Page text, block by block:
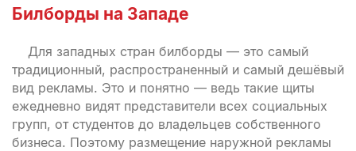
Билборды на Западе
Для западных стран билборды — это самый
традиционный, распространенный и самый дешёвый
вид рекламы. Это и понятно — ведь такие щиты
ежедневно видят представители всех социальных
групп, от студентов до владельцев собственного
бизнеса. Поэтому размещение наружной рекламы